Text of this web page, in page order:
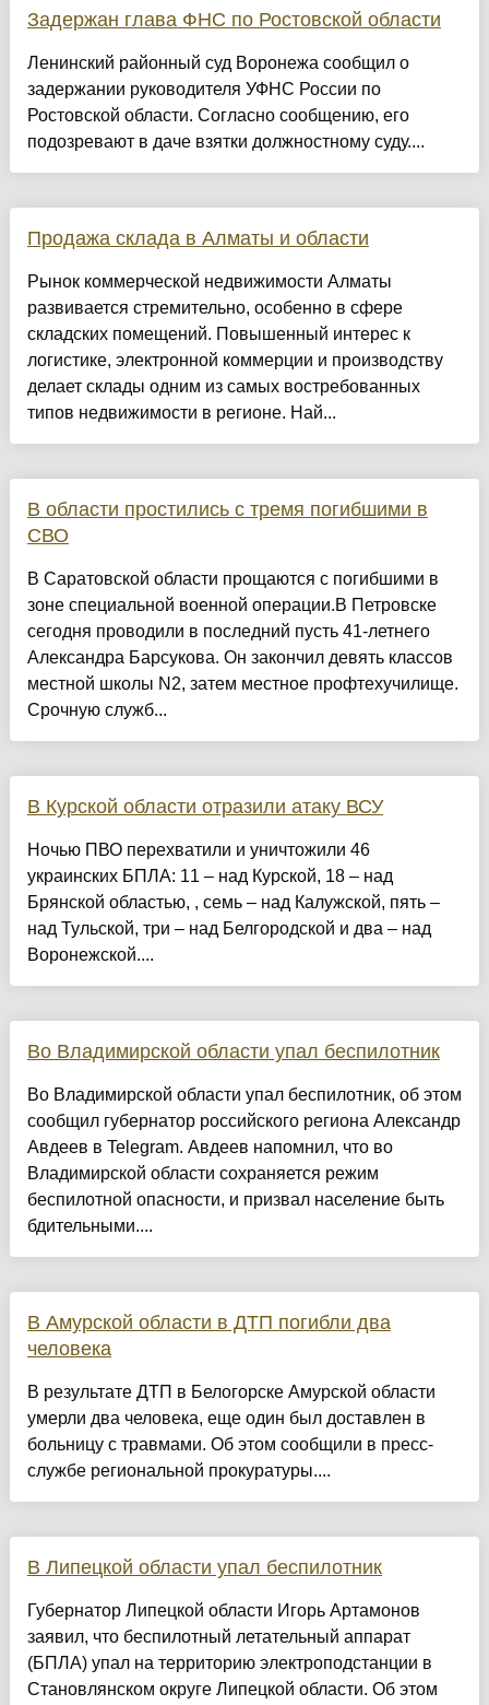
Задержан глава ФНС по Ростовской области
Ленинский районный суд Воронежа сообщил о
задержании руководителя УФНС России по
Ростовской области. Согласно сообщению, его
подозревают в даче взятки должностному суду....
Продажа склада в Алматы и области
Рынок коммерческой недвижимости Алматы
развивается стремительно, особенно в сфере
складских помещений. Повышенный интерес к
логистике, электронной коммерции и производству
делает склады одним из самых востребованных
типов недвижимости в регионе. Най...
В области простились с тремя погибшими в
СВО
В Саратовской области прощаются с погибшими в
зоне специальной военной операции.В Петровске
сегодня проводили в последний пусть 41-летнего
Александра Барсукова. Он закончил девять классов
местной школы N2, затем местное профтехучилище.
Срочную служб...
В Курской области отразили атаку ВСУ
Ночью ПВО перехватили и уничтожили 46
украинских БПЛА: 11 – над Курской, 18 – над
Брянской областью, , семь – над Калужской, пять –
над Тульской, три – над Белгородской и два – над
Воронежской....
Во Владимирской области упал беспилотник
Во Владимирской области упал беспилотник, об этом
сообщил губернатор российского региона Александр
Авдеев в Telegram. Авдеев напомнил, что во
Владимирской области сохраняется режим
беспилотной опасности, и призвал население быть
бдительными....
В Амурской области в ДТП погибли два
человека
В результате ДТП в Белогорске Амурской области
умерли два человека, еще один был доставлен в
больницу с травмами. Об этом сообщили в пресс-
службе региональной прокуратуры....
В Липецкой области упал беспилотник
Губернатор Липецкой области Игорь Артамонов
заявил, что беспилотный летательный аппарат
(БПЛА) упал на территорию электроподстанции в
Становлянском округе Липецкой области. Об этом